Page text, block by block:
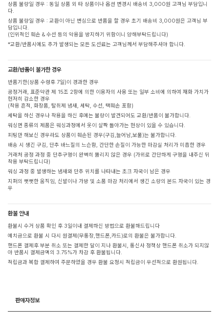
상품 불량일 경우 : 동일 상품 외 타 상품이나 옵션 변경시 배송비 3,000원 고객님 부담입니
다.
상품 불량일 경우 : 교환이 아닌 변심으로 반품을 할 경우 초기 배송비 3,000원은 고객님 부
담입니다.
(인위적인 훼손 & 수선 등의 악용을 방지하기 위함이니 양해부탁드립니다)
*교환/반품시에도 추가 발생되는 모든 도선료는 고객님께서 부담해주셔야 합니다.
교환/반품이 불가한 경우
반품기한(상품 수령후 7일)이 경과한 경우
공정거래, 표준약관 제 15조 2항에 의한 이용자의 사용 또는 일부 소비에 의하여 재화 가치가
현저히 감소한 경우
(착용 흔적, 화장품, 탈취제 냄새, 세탁, 수선, 택훼손 포함)
세탁을 하신 경우나 착용을 하신 후에는 불량이 발견되어도 교환/반품이 불가합니다.
워싱면 종류의 제품은 워싱과정에서 옷이 살짝 돌아가는 현상이 있을 수 있습니다.
피팅만 해보신 경우라도 상품이 훼손된 경우(구김,늘어남,보풀)는 불가합니다.
배송 시 생긴 구김, 단추 바느질의 느슨함, 간단한 손질이 가능한 마감실 처리가 미흡한 경우
거래처 공정 과정 중 단추구멍이 완벽히 뚫리지 않은 경우 (가위로 간단하게 구멍을 내주신 뒤
착용 부탁드립니다)
워싱 과정 중 발생하는 냄새와 단추 위치를 나타내는 초크 자국이 남은 경우
지퍼의 뻣뻣한 움직임, 신발이나 가방 및 소품 마감 처리에서 생긴 소량의 본드 자국이 있는 경
우
환불 안내
환불시 수거 상품 확인 후 3일이내 결제하신 방법으로 환불해드립니다
예치금으로 환불 시 다시 원결제(무통장,핸드폰,카드)로의 환불은 불가합니다.
핸드폰 결제후 부분 취소 또는 결제한 달이 지나 환불시, 통신사 정책상 핸드폰 취소가 되지않
아 반품시 결제금액의 3.75%가 차감 후 환불됩니다.
적립금과 복합 결제하여 주문하였을 경우 환불 요청시 적립금이 우선적으로 환원됩니다.
판매자정보